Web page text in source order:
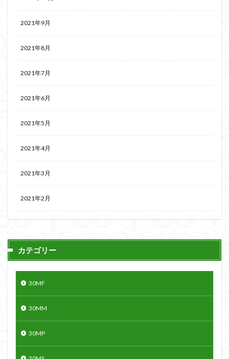
2021年9月
2021年8月
2021年7月
2021年6月
2021年5月
2021年4月
2021年3月
2021年2月
カテゴリー
30MF
30MM
30MP